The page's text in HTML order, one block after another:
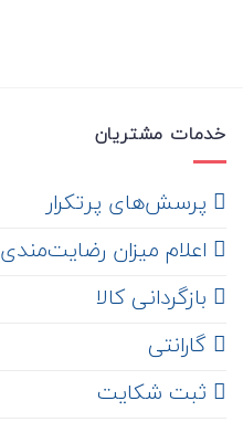
خدمات مشتریان
‌ پرسش‌های پرتکرار
اعلام میزان رضایت‌مندی
‌ بازگردانی کالا
گارانتی
ثبت شکایت